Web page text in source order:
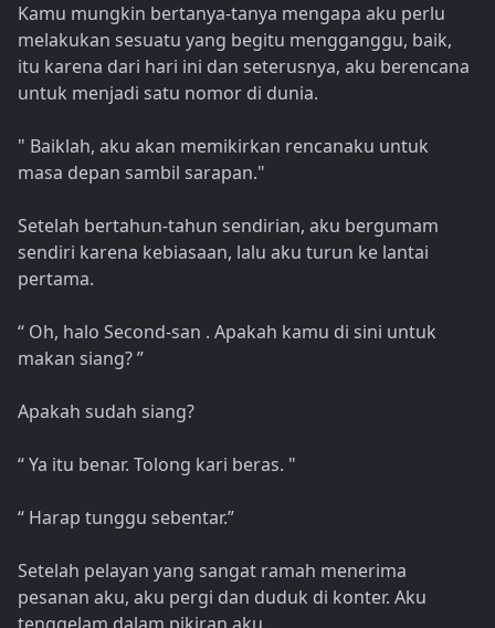
Kamu mungkin bertanya-tanya mengapa aku perlu
melakukan sesuatu yang begitu mengganggu, baik,
itu karena dari hari ini dan seterusnya, aku berencana
untuk menjadi satu nomor di dunia.
" Baiklah, aku akan memikirkan rencanaku untuk
masa depan sambil sarapan."
Setelah bertahun-tahun sendirian, aku bergumam
sendiri karena kebiasaan, lalu aku turun ke lantai
pertama.
“ Oh, halo Second-san . Apakah kamu di sini untuk
makan siang? ”
Apakah sudah siang?
“ Ya itu benar. Tolong kari beras. "
“ Harap tunggu sebentar.”
Setelah pelayan yang sangat ramah menerima
pesanan aku, aku pergi dan duduk di konter. Aku